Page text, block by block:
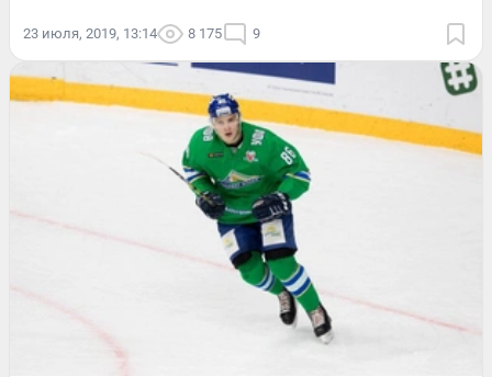
23 июля, 2019, 13:14 8 175 9